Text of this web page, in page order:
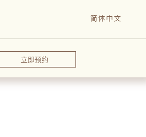
简体中文
立即预约